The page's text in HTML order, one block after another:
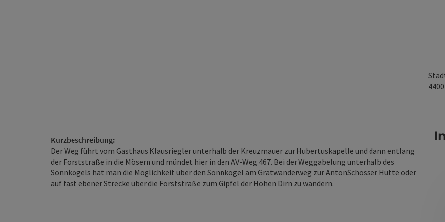
4400
Kurzbeschreibung:
Der Weg führt vom Gasthaus Klausriegler unterhalb der Kreuzmauer zur Hubertuskapelle und dann entlang
der Forststraße in die Mösern und mündet hier in den AV-Weg 467. Bei der Weggabelung unterhalb des
Sonnkogels hat man die Möglichkeit über den Sonnkogel am Gratwanderweg zur AntonSchosser Hütte oder
auf fast ebener Strecke über die Forststraße zum Gipfel der Hohen Dirn zu wandern.